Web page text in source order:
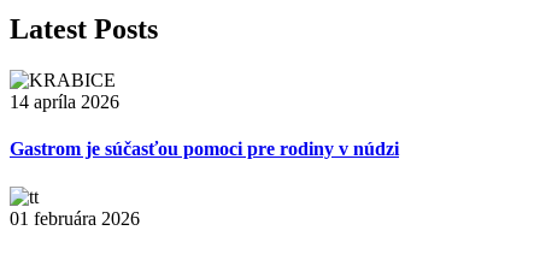
Latest Posts
14 apríla 2026
Gastrom je súčasťou pomoci pre rodiny v núdzi
01 februára 2026